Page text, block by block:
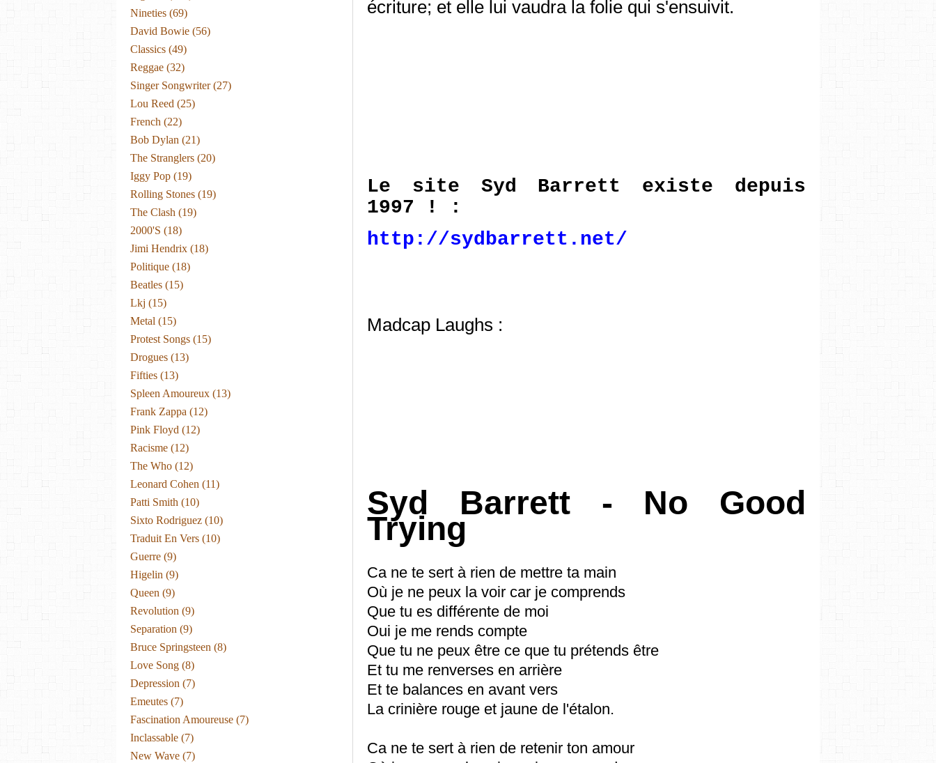
écriture; et elle lui vaudra la folie qui s'ensuivit.
Le site Syd Barrett existe depuis
1997 ! :
http://sydbarrett.net/
Madcap Laughs :
Syd Barrett - No Good
Trying
Ca ne te sert à rien de mettre ta main
Où je ne peux la voir car je comprends
Que tu es différente de moi
Oui je me rends compte
Que tu ne peux être ce que tu prétends être
Et tu me renverses en arrière
Et te balances en avant vers
La crinière rouge et jaune de l'étalon.
Ca ne te sert à rien de retenir ton amour
Nineties (69)
David Bowie (56)
Classics (49)
Reggae (32)
Singer Songwriter(27)
Lou Reed (25)
French (22)
Bob Dylan (21)
The Stranglers (20)
Iggy Pop (19)
Rolling Stones (19)
The Clash (19)
2000's (18)
Jimi Hendrix (18)
Politique (18)
Beatles (15)
Lkj (15)
Metal (15)
Protest Songs (15)
Drogues (13)
Fifties (13)
Spleen Amoureux (13)
Frank Zappa (12)
Pink Floyd (12)
Racisme (12)
The Who (12)
Leonard Cohen (11)
Patti Smith (10)
Sixto Rodriguez (10)
Traduit En Vers (10)
Guerre (9)
Higelin (9)
Queen (9)
Revolution (9)
Separation (9)
Bruce Springsteen (8)
Love Song (8)
Depression (7)
Emeutes (7)
Fascination Amoureuse (7)
Inclassable (7)
New Wave (7)